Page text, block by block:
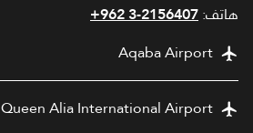
هاتف:+962 3-2156407
Aqaba Airport
Queen Alia International Airport